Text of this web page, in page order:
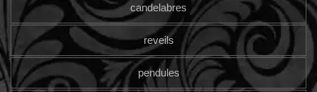
candelabres
reveils
pendules